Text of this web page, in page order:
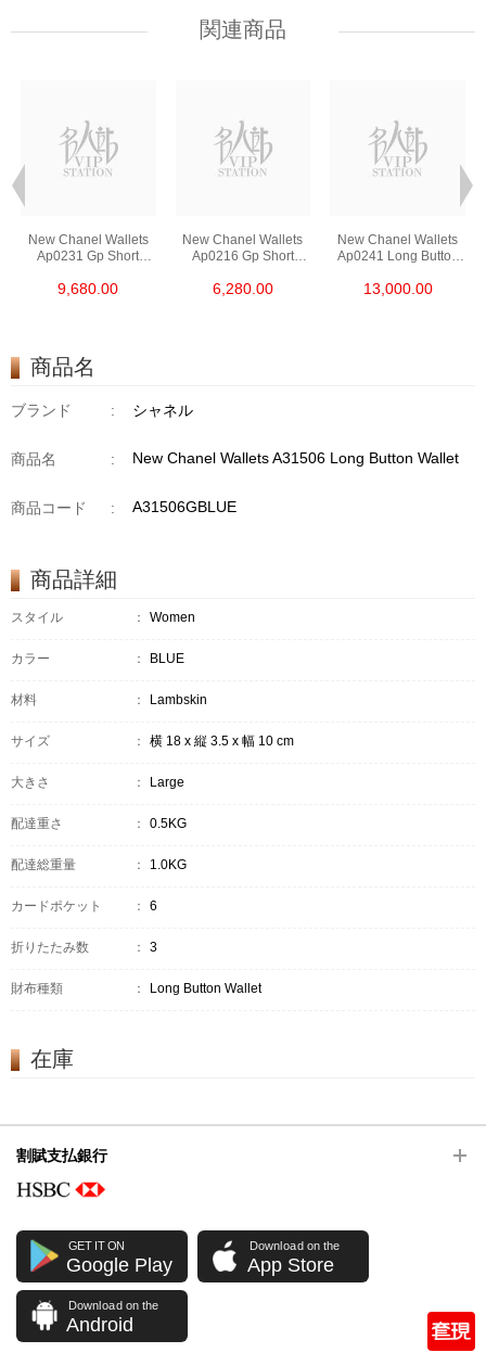
関連商品
New Chanel Wallets
Ap0231 Gp Short
9,680.00
New Chanel Wallets
Ap0216 Gp Short
6,280.00
New Chanel Wallets
Ap0241 Long Button
13,000.00
商品名
ブランド : シャネル
商品名 : New Chanel Wallets A31506 Long Button Wallet
商品コード : A31506GBLUE
商品詳細
スタイル ： Women
カラー ： BLUE
材料 ： Lambskin
サイズ ： 横 18 x 縦 3.5 x 幅 10 cm
大きさ ： Large
配達重さ ： 0.5KG
配達総重量 ： 1.0KG
カードポケット ： 6
折りたたみ数 ： 3
財布種類 ： Long Button Wallet
在庫
割賦支払銀行
GET IT ON
Google Play
Download on the
App Store
Download on the
Android